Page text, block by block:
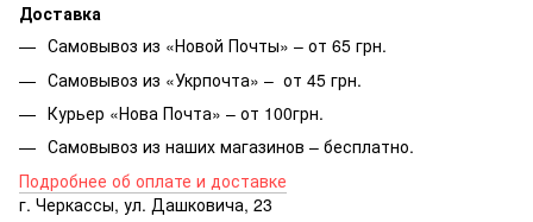
Доставка
Самовывоз из «Новой Почты» – от 65 грн.
Самовывоз из «Укрпочта» – от 45 грн.
Курьер «Нова Почта» – от 100грн.
Самовывоз из наших магазинов – бесплатно.
Подробнее об оплате и доставке
г. Черкассы, ул. Дашковича, 23